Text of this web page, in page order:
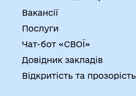
Вакансії
Послуги
Чат-бот «СВОЇ»
Довідник закладів
Відкритість та прозорість